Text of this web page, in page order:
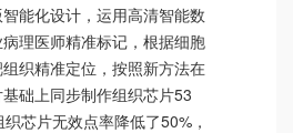
能化设计，运用高清智能数
理医师精准标记，根据细胞
织精准定位，按照新方法在
础上同步制作组织芯片53
芯片无效点率降低了50%，